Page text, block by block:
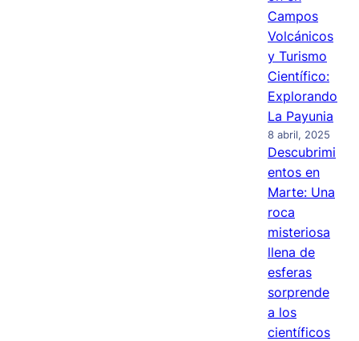
Campos
Volcánicos
y Turismo
Científico:
Explorando
La Payunia
8 abril, 2025
Descubrimi
entos en
Marte: Una
roca
misteriosa
llena de
esferas
sorprende
a los
científicos